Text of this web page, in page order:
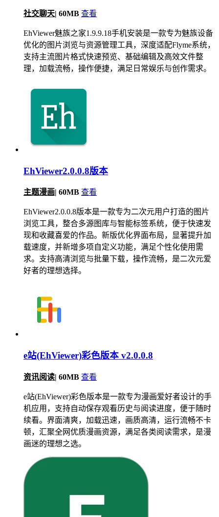
社交聊天| 60MB 查看
EhViewer魅族之家1.9.9.18手机安装是一款专为魅族设备
优化的图片浏览与资源管理工具，深度适配Flyme系统，
支持主流图片格式快速预览、基础编辑及高效文件整
理，加载流畅，操作便捷，满足日常娱乐与创作需求。
EhViewer2.0.0.8版本
主题漫画| 60MB 查看
EhViewer2.0.0.8版本是一款专为二次元用户打造的图片
浏览工具，整合多源图库与智能标签系统，便于快速发
现和收藏喜爱的作品。新版优化界面布局，显著提升加
载速度，并新增多项自定义功能，满足个性化使用需
求。支持高清浏览与批量下载，操作流畅，是二次元爱
好者的理想选择。
e站(EhViewer)彩色版本 v2.0.0.8
资讯阅读| 60MB 查看
e站(EhViewer)彩色版本是一款专为漫画爱好者设计的手
机应用，支持自动保存观看历史与阅读进度，便于随时
续看。界面清爽，加载迅速，画质高清，运行流畅不卡
顿，汇聚全网优质漫画资源，满足各类阅读需求，是漫
画迷的理想之选。